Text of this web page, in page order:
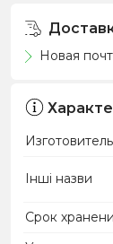
Новая
Изготовитель
Інші назви
Срок